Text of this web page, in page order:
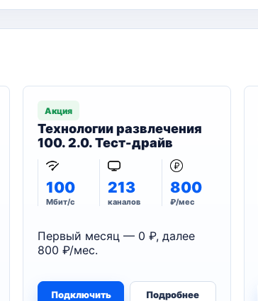
Акция
Технологии развлечения
100. 2.0. Тест-драйв
100
Мбит/с
213
каналов
800
₽/мес
Первый месяц — 0 ₽, далее
800 ₽/мес.
Подключить Подробнее